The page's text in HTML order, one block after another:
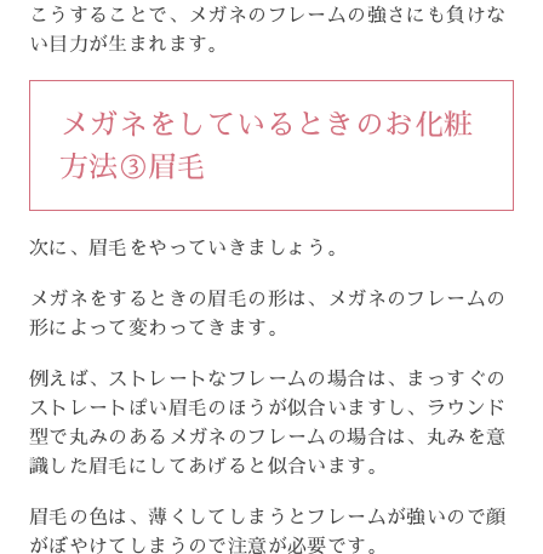
こうすることで、メガネのフレームの強さにも負けな
い目力が生まれます。
メガネをしているときのお化粧
方法③眉毛
次に、眉毛をやっていきましょう。
メガネをするときの眉毛の形は、メガネのフレームの
形によって変わってきます。
例えば、ストレートなフレームの場合は、まっすぐの
ストレートぽい眉毛のほうが似合いますし、ラウンド
型で丸みのあるメガネのフレームの場合は、丸みを意
識した眉毛にしてあげると似合います。
眉毛の色は、薄くしてしまうとフレームが強いので顔
がぼやけてしまうので注意が必要です。